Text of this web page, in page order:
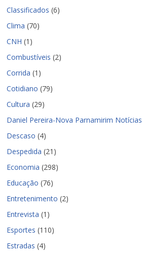
Classificados (6)
Clima (70)
CNH (1)
Combustíveis (2)
Corrida (1)
Cotidiano (79)
Cultura (29)
Daniel Pereira-Nova Parnamirim Notícias
Descaso (4)
Despedida (21)
Economia (298)
Educação (76)
Entretenimento (2)
Entrevista (1)
Esportes (110)
Estradas (4)